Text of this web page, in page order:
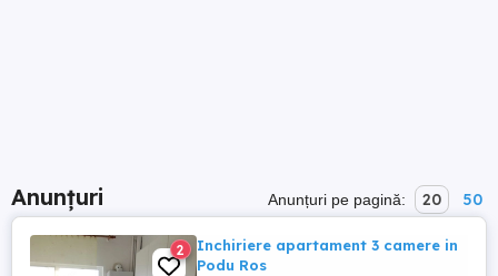
Anunțuri Anunțuri pe pagină: 20 50
2
Inchiriere apartament 3 camere in
Podu Ros